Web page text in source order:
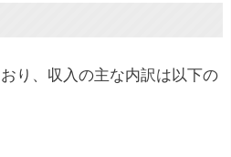
ドラマに主演級で2本(各10
誌や番組出演などを含め
り、収入の主な内訳は以下の